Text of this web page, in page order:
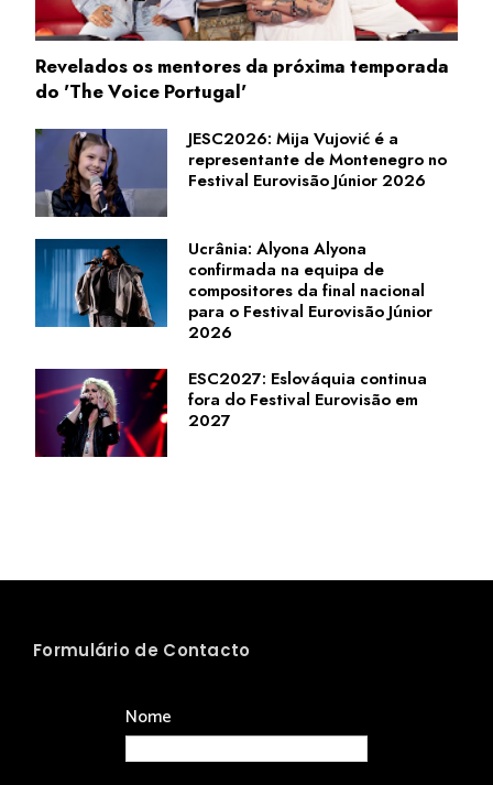
Revelados os mentores da próxima temporada
do 'The Voice Portugal'
JESC2026: Mija Vujović é a
representante de Montenegro no
Festival Eurovisão Júnior 2026
Ucrânia: Alyona Alyona
confirmada na equipa de
compositores da final nacional
para o Festival Eurovisão Júnior
2026
ESC2027: Eslováquia continua
fora do Festival Eurovisão em
2027
Formulário de Contacto
Nome